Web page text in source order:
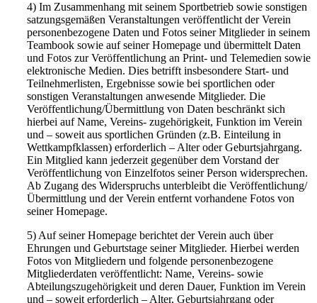
4) Im Zusammenhang mit seinem Sportbetrieb sowie sonstigen
satzungsgemäßen Veranstaltungen veröffentlicht der Verein
personenbezogene Daten und Fotos seiner Mitglieder in seinem
Teambook sowie auf seiner Homepage und übermittelt Daten
und Fotos zur Veröffentlichung an Print- und Telemedien sowie
elektronische Medien. Dies betrifft insbesondere Start- und
Teilnehmerlisten, Ergebnisse sowie bei sportlichen oder
sonstigen Veranstaltungen anwesende Mitglieder. Die
Veröffentlichung/Übermittlung von Daten beschränkt sich
hierbei auf Name, Vereins- zugehörigkeit, Funktion im Verein
und – soweit aus sportlichen Gründen (z.B. Einteilung in
Wettkampfklassen) erforderlich – Alter oder Geburtsjahrgang.
Ein Mitglied kann jederzeit gegenüber dem Vorstand der
Veröffentlichung von Einzelfotos seiner Person widersprechen.
Ab Zugang des Widerspruchs unterbleibt die Veröffentlichung/
Übermittlung und der Verein entfernt vorhandene Fotos von
seiner Homepage.
5) Auf seiner Homepage berichtet der Verein auch über
Ehrungen und Geburtstage seiner Mitglieder. Hierbei werden
Fotos von Mitgliedern und folgende personenbezogene
Mitgliederdaten veröffentlicht: Name, Vereins- sowie
Abteilungszugehörigkeit und deren Dauer, Funktion im Verein
und – soweit erforderlich – Alter, Geburtsjahrgang oder